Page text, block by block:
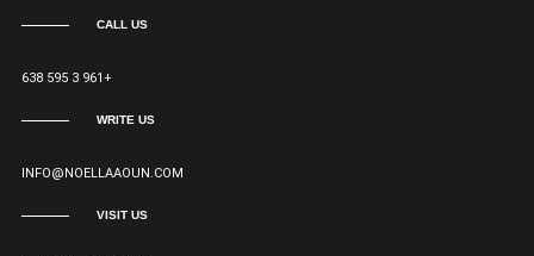
CALL US
+961 3 595 638
WRITE US
INFO@NOELLAAOUN.COM
VISIT US